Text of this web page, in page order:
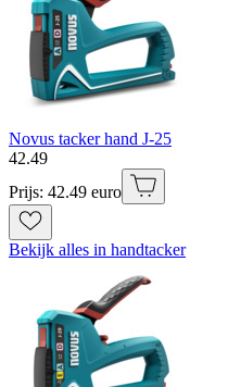
Novus tacker hand J-25
42.49
Prijs: 42.49 euro
Bekijk alles in handtacker